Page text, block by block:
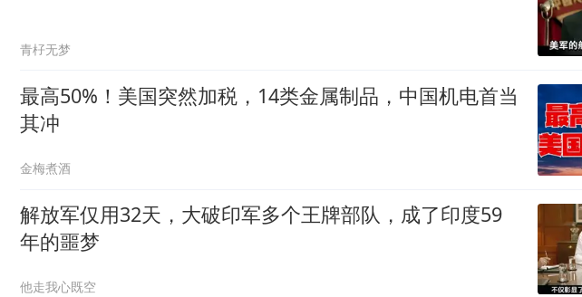
青杍无梦
最高50%！美国突然加税，14类金属制品，中国机电首当
其冲
金梅煮酒
解放军仅用32天，大破印军多个王牌部队，成了印度59
年的噩梦
他走我心既空